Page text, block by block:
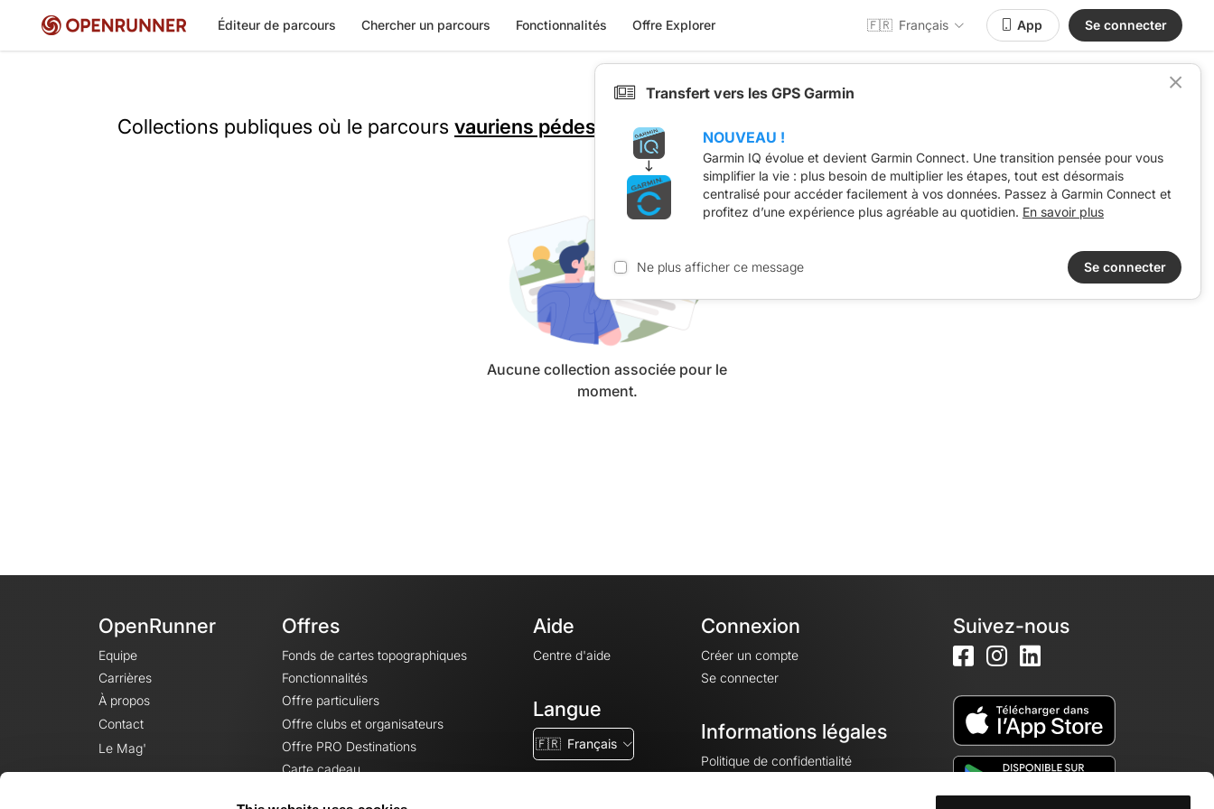
Éditeur de parcours Chercher un parcours Fonctionnalités Offre Explorer 🇫🇷 Français App Se connecter
Collections publiques où le parcours vauriens pédestre 2018 10 kmest présent
Aucune collection associée pour le
moment.
OpenRunner
Equipe
Carrières
À propos
Contact
Le Mag'
Offres
Fonds de cartes topographiques
Fonctionnalités
Offre particuliers
Offre clubs et organisateurs
Offre PRO Destinations
Carte cadeau
Aide
Centre d'aide
Langue
🇫🇷 Français
Connexion
Créer un compte
Se connecter
Informations légales
Politique de confidentialité
Suivez-nous
Transfert vers les GPS Garmin
NOUVEAU !
Garmin IQ évolue et devient Garmin Connect. Une transition pensée pour vous
simplifier la vie : plus besoin de multiplier les étapes, tout est désormais
centralisé pour accéder facilement à vos données. Passez à Garmin Connect et
profitez d’une expérience plus agréable au quotidien. En savoir plus
Ne plus afficher ce message Se connecter